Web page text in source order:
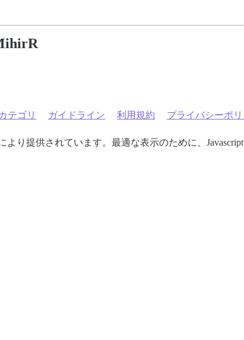
カテゴリ ガイドライン 利用規約 プライバシーポ
より提供されています。最適な表示のために、